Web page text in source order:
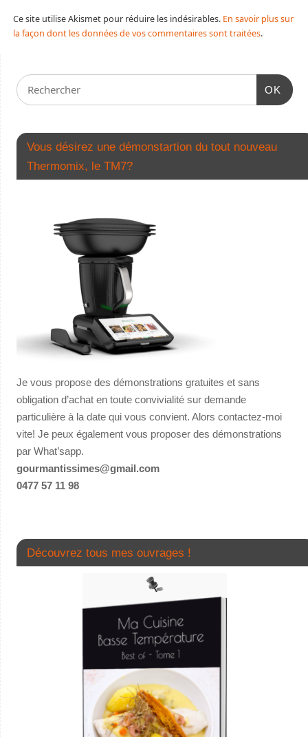
Ce site utilise Akismet pour réduire les indésirables. En savoir plus sur
la façon dont les données de vos commentaires sont traitées.
OK
Vous désirez une démonstartion du tout nouveau
Thermomix, le TM7?
Je vous propose des démonstrations gratuites et sans
obligation d’achat en toute convivialité sur demande
particulière à la date qui vous convient. Alors contactez-moi
vite! Je peux également vous proposer des démonstrations
par What’sapp.
gourmantissimes@gmail.com
0477 57 11 98
Découvrez tous mes ouvrages !